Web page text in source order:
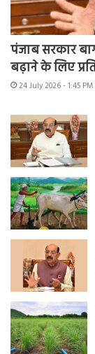
पंजाब सरकार
बढ़ाने के लिए
24 July 2026 - 1:45 PM